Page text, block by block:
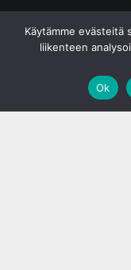
Käytämme evästeitä
liikenteen
Ok